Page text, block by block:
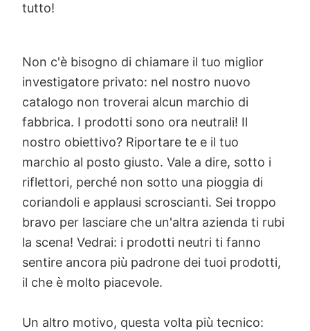
tutto!
Non c'è bisogno di chiamare il tuo miglior
investigatore privato: nel nostro nuovo
catalogo non troverai alcun marchio di
fabbrica. I prodotti sono ora neutrali! Il
nostro obiettivo? Riportare te e il tuo
marchio al posto giusto. Vale a dire, sotto i
riflettori, perché non sotto una pioggia di
coriandoli e applausi scroscianti. Sei troppo
bravo per lasciare che un'altra azienda ti rubi
la scena! Vedrai: i prodotti neutri ti fanno
sentire ancora più padrone dei tuoi prodotti,
il che è molto piacevole.
Un altro motivo, questa volta più tecnico: